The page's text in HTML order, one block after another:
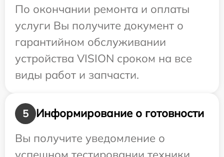
По окончании ремонта и оплаты
услуги Вы получите документ о
гарантийном обслуживании
устройства VISION сроком на все
виды работ и запчасти.
5
Информирование о готовности
Вы получите уведомление о